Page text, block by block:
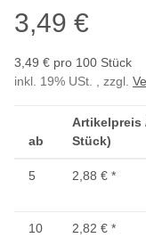
3,49 €
3,49 € pro 100 Stück
inkl. 19% USt. , zzgl.
ab
Artikelpreis
Stück)
5 2,88 € *
10 2,82 € *